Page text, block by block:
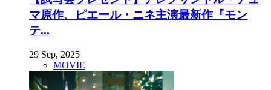
マ原作、ピエール・ニネ主演最新作『モン
テ...
29 Sep, 2025
MOVIE